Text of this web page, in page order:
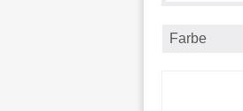
Farbe